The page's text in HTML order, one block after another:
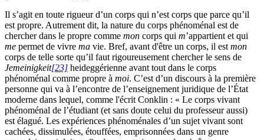
Il s’agit en toute rigueur d’un corps qui n’est corps que parce qu’il
est propre. Autrement dit, la nature du corps phénoménal est de
chercher dans le propre comme mon corps qui m’appartient et qui
me permet de vivre ma vie. Bref, avant d'être un corps, il est mon
corps de telle sorte qu’il faut rigoureusement chercher le sens de
Jemeinigkeit[23] heideggérienne avant tout dans le corps
phénoménal comme propre à moi. C’est d’un discours à la première
personne qui va à l’encontre de l’enseignement juridique de l’État
moderne dans lequel, comme l'écrit Conklin : « Le corps vivant
phénoménal de l’étudiant (et sans doute celui du professeur aussi)
est élagué. Les expériences phénoménales d’un sujet vivant sont
cachées, dissimulées, étouffées, emprisonnées dans un genre